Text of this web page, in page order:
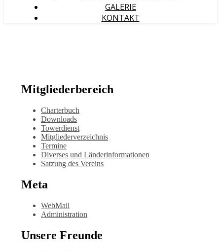
GALERIE
KONTAKT
Mitgliederbereich
Charterbuch
Downloads
Towerdienst
Mitgliederverzeichnis
Termine
Diverses und Länderinformationen
Satzung des Vereins
Meta
WebMail
Administration
Unsere Freunde